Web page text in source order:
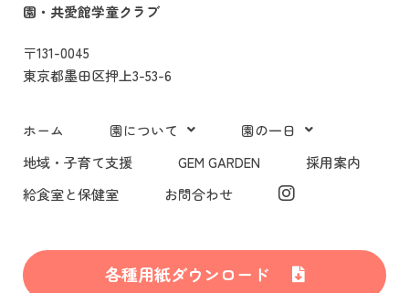
園 ・共愛館学童クラブ
〒131-0045
東京都墨田区押上3-53-6
ホーム 園について
園の一日
地域・子育て支援
GEM GARDEN
採用案内
給食室と保健室
お問合わせ
各種用紙ダウンロード